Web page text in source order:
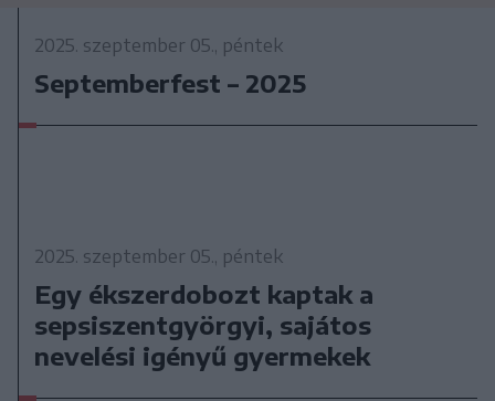
2025. szeptember 05., péntek
Septemberfest – 2025
2025. szeptember 05., péntek
Egy ékszerdobozt kaptak a
sepsiszentgyörgyi, sajátos
nevelési igényű gyermekek